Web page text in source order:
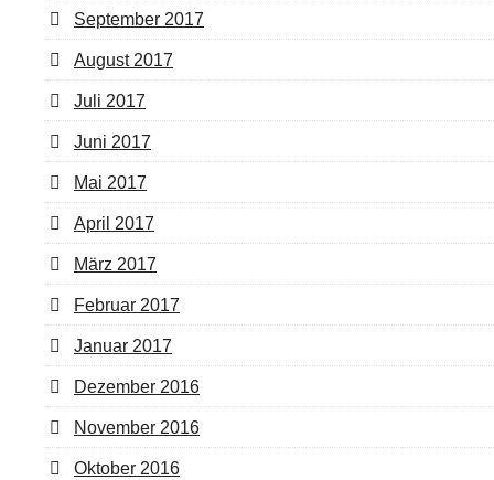
September 2017
August 2017
Juli 2017
Juni 2017
Mai 2017
April 2017
März 2017
Februar 2017
Januar 2017
Dezember 2016
November 2016
Oktober 2016